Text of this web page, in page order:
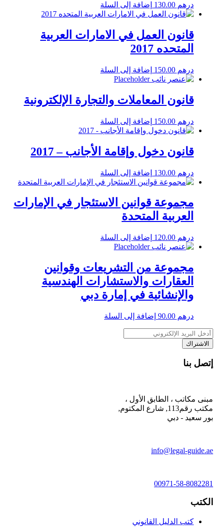
درهم 130.00 إضافة إلى السلة
قانون العمل في الامارات العربية
المتحده 2017
درهم 150.00 إضافة إلى السلة
قانون المعاملات والتجارة الإلكترونية
درهم 150.00 إضافة إلى السلة
قانون دخول وإقامة الأجانب – 2017
درهم 130.00 إضافة إلى السلة
مجموعة قوانين الاستئجار في الإمارات
العربية المتحدة
درهم 120.00 إضافة إلى السلة
مجموعة من التشريعات وقوانين
العقارات والاستشارات الهندسية
والإنشائية في إمارة دبي
درهم 90.00 إضافة إلى السلة
إتصل بنا
مبنى مكاتب ، الطابق الأول ،
مكتب رقم113, شارع المكتوم,
بور سعيد - دبي
info@legal-guide.ae
00971-58-8082281
الكتب
كتب الدليل القانوني